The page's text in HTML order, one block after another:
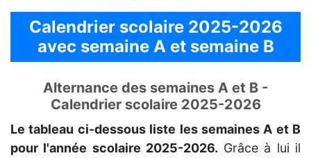
Calendrier scolaire 2025-2026
avec semaine A et semaine B
Alternance des semaines A et B -
Calendrier scolaire 2025-2026
Le tableau ci-dessous liste les semaines A et B
pour l'année scolaire 2025-2026. Grâce à lui il